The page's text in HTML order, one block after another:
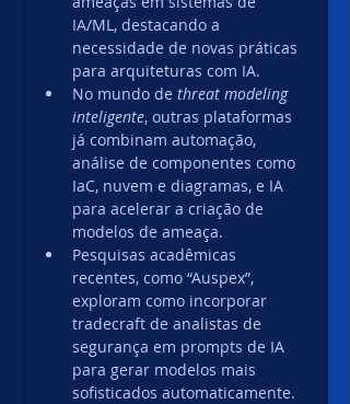
IA/ML, destacando a
necessidade de novas práticas
para arquiteturas com IA.
No mundo de threat modeling
inteligente, outras plataformas
já combinam automação,
análise de componentes como
IaC, nuvem e diagramas, e IA
para acelerar a criação de
modelos de ameaça.
Pesquisas acadêmicas
recentes, como “Auspex”,
exploram como incorporar
tradecraft de analistas de
segurança em prompts de IA
para gerar modelos mais
sofisticados automaticamente.